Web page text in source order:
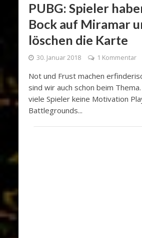
PUBG: Spieler
Bock auf Miramar
löschen die Karte
30. Januar 2018 1 Kommentar
Not und Frust machen
sind wir auch schon beim
viele Spieler keine Motivation
Battlegrounds...